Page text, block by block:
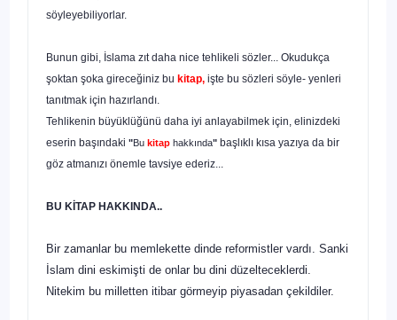
söyleyebiliyorlar.
Bunun gibi, İslama zıt daha nice tehlikeli sözler... Okudukça
şoktan şoka gireceğiniz bu kitap, işte bu sözleri söyle- yenleri
tanıtmak için hazırlandı.
Tehlikenin büyüklüğünü daha iyi anlayabilmek için, elinizdeki
eserin başındaki "Bu kitap hakkında" başlıklı kısa yazıya da bir
göz atmanızı önemle tavsiye ederiz...
BU KİTAP HAKKINDA..
Bir zamanlar bu memlekette dinde reformistler vardı. Sanki
İslam dini eskimişti de onlar bu dini düzelteceklerdi.
Nitekim bu milletten itibar görmeyip piyasadan çekildiler.